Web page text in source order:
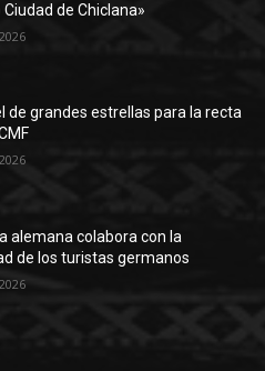
Ciudad de Chiclana»
de grandes estrellas para la recta
alemana colabora con la
de los turistas germanos